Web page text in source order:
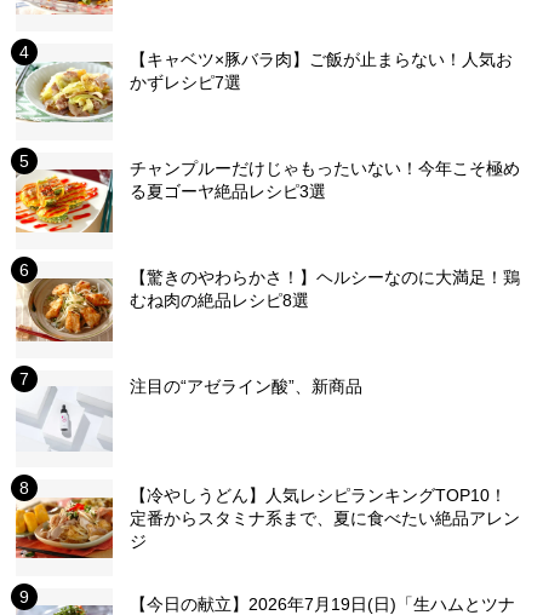
【キャベツ×豚バラ肉】ご飯が止まらない！人気お
かずレシピ7選
チャンプルーだけじゃもったいない！今年こそ極め
る夏ゴーヤ絶品レシピ3選
【驚きのやわらかさ！】ヘルシーなのに大満足！鶏
むね肉の絶品レシピ8選
注目の“アゼライン酸”、新商品
【冷やしうどん】人気レシピランキングTOP10！
定番からスタミナ系まで、夏に食べたい絶品アレン
ジ
【今日の献立】2026年7月19日(日)「生ハムとツナ